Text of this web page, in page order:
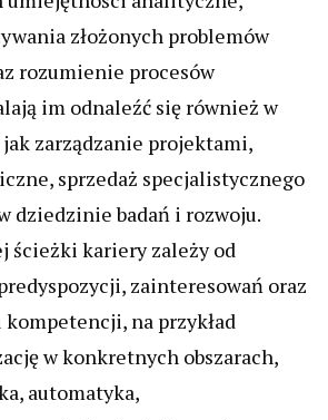
złożonych problemów
rozumienie procesów
im odnaleźć się również w
zarządzanie projektami,
sprzedaż specjalistycznego
dziedzinie badań i rozwoju.
ścieżki kariery zależy od
zainteresowań oraz
kompetencji, na przykład
w konkretnych obszarach,
automatyka,